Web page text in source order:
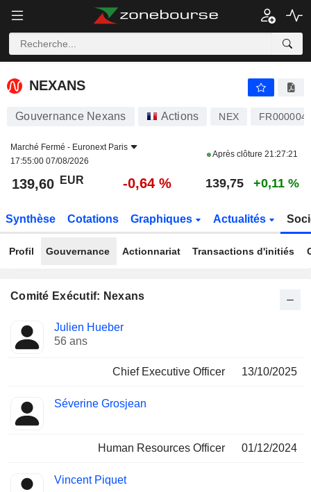
NEXANS
NEXANS
Gouvernance Nexans Actions NEX
Marché Fermé - Euronext Paris
17:55:00 07/08/2026
Après clôture 21:27:21
139,60 EUR -0,64 % 139,75 +0,11 %
Synthèse Cotations Graphiques Actualités
Profil Gouvernance Actionnariat Transactions d'initiés
Comité Exécutif: Nexans
Dirigeant
Fonctions
occupées
Julien Hueber
56 ans
Chief Executive Officer 13/10/2025
Séverine Grosjean
Human Resources Officer 01/12/2024
Vincent Piquet